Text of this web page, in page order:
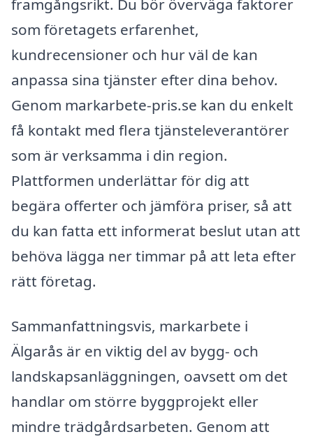
framgångsrikt. Du bör överväga faktorer
som företagets erfarenhet,
kundrecensioner och hur väl de kan
anpassa sina tjänster efter dina behov.
Genom markarbete-pris.se kan du enkelt
få kontakt med flera tjänsteleverantörer
som är verksamma i din region.
Plattformen underlättar för dig att
begära offerter och jämföra priser, så att
du kan fatta ett informerat beslut utan att
behöva lägga ner timmar på att leta efter
rätt företag.
Sammanfattningsvis, markarbete i
Älgarås är en viktig del av bygg- och
landskapsanläggningen, oavsett om det
handlar om större byggprojekt eller
mindre trädgårdsarbeten. Genom att